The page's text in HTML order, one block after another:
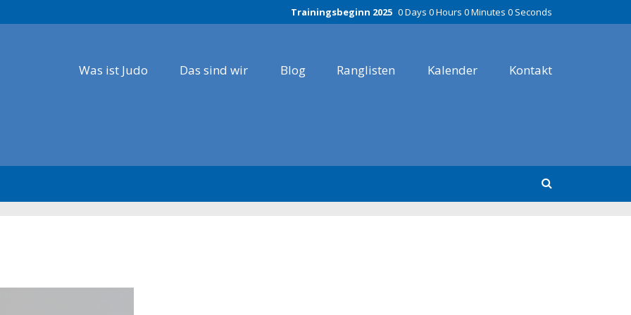
Trainingsbeginn 2025 0 Days 0 Hours 0 Minutes 0 Seconds
Was ist Judo Das sind wir Blog Ranglisten Kalender Kontakt